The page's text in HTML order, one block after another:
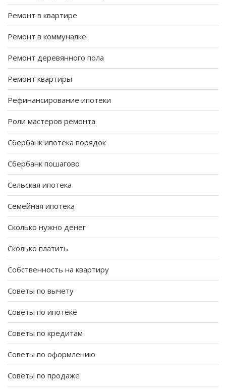
Ремонт в квартире
Ремонт в коммуналке
Ремонт деревянного пола
Ремонт квартиры
Рефинансирование ипотеки
Роли мастеров ремонта
Сбербанк ипотека порядок
Сбербанк пошагово
Сельская ипотека
Семейная ипотека
Сколько нужно денег
Сколько платить
Собственность на квартиру
Советы по вычету
Советы по ипотеке
Советы по кредитам
Советы по оформлению
Советы по продаже